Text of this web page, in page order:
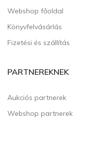
Webshop főoldal
Könyvfelvásárlás
Fizetési és szállítás
PARTNEREKNEK
Aukciós partnerek
Webshop partnerek